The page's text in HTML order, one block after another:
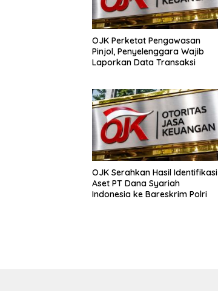
OJK Perketat Pengawasan
Pinjol, Penyelenggara Wajib
Laporkan Data Transaksi
OJK Serahkan Hasil Identifikasi
Aset PT Dana Syariah
Indonesia ke Bareskrim Polri